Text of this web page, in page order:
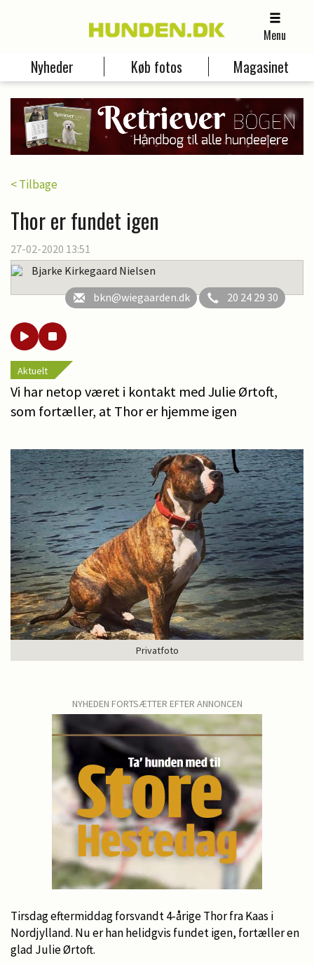
Menu
Nyheder Køb fotos Magasinet
< Tilbage
Thor er fundet igen
27-02-2020 13:51
Bjarke Kirkegaard Nielsen
bkn@wiegaarden.dk
20 24 29 30
Aktuelt
Vi har netop været i kontakt med Julie Ørtoft,
som fortæller, at Thor er hjemme igen
Privatfoto
NYHEDEN FORTSÆTTER EFTER ANNONCEN
Tirsdag eftermiddag forsvandt 4-årige Thor fra Kaas i
Nordjylland. Nu er han helidgvis fundet igen, fortæller en
glad Julie Ørtoft.